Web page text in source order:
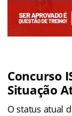
Concurso
Situação
O status atual